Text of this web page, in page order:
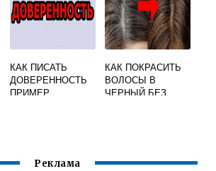
КАК ПИСАТЬ
ДОВЕРЕННОСТЬ
ПРИМЕР
КАК ПОКРАСИТЬ
ВОЛОСЫ В
ЧЕРНЫЙ БЕЗ
Реклама